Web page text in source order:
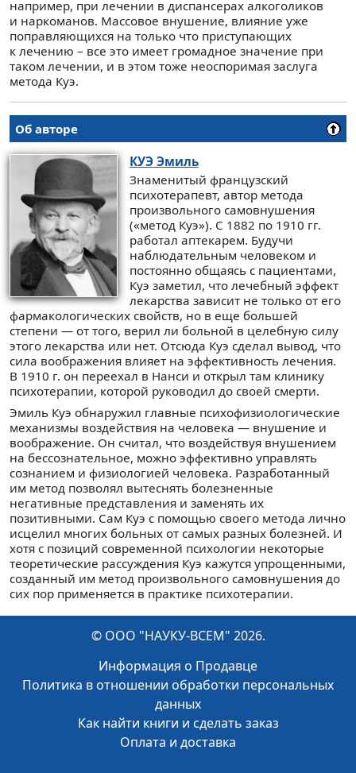
например, при лечении в диспансерах алкоголиков
и наркоманов. Массовое внушение, влияние уже
поправляющихся на только что приступающих
к лечению – все это имеет громадное значение при
таком лечении, и в этом тоже неоспоримая заслуга
метода Куэ.
Об авторе
КУЭЭмиль
Знаменитый французский
психотерапевт, автор метода
произвольного самовнушения
(«метод Куэ»). С 1882 по 1910 гг.
работал аптекарем. Будучи
наблюдательным человеком и
постоянно общаясь с пациентами,
Куэ заметил, что лечебный эффект
лекарства зависит не только от его
фармакологических свойств, но в еще большей
степени — от того, верил ли больной в целебную силу
этого лекарства или нет. Отсюда Куэ сделал вывод, что
сила воображения влияет на эффективность лечения.
В 1910 г. он переехал в Нанси и открыл там клинику
психотерапии, которой руководил до своей смерти.
Эмиль Куэ обнаружил главные психофизиологические
механизмы воздействия на человека — внушение и
воображение. Он считал, что воздействуя внушением
на бессознательное, можно эффективно управлять
сознанием и физиологией человека. Разработанный
им метод позволял вытеснять болезненные
негативные представления и заменять их
позитивными. Сам Куэ с помощью своего метода лично
исцелил многих больных от самых разных болезней. И
хотя с позиций современной психологии некоторые
теоретические рассуждения Куэ кажутся упрощенными,
созданный им метод произвольного самовнушения до
сих пор применяется в практике психотерапии.
© ООО "НАУКУ-ВСЕМ" 2026.
Информация о Продавце
Политика в отношении обработки персональных
данных
Как найти книги и сделать заказ
Оплата и доставка